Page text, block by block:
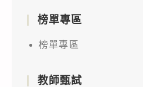
榜單專區
榜單專區
教師甄試